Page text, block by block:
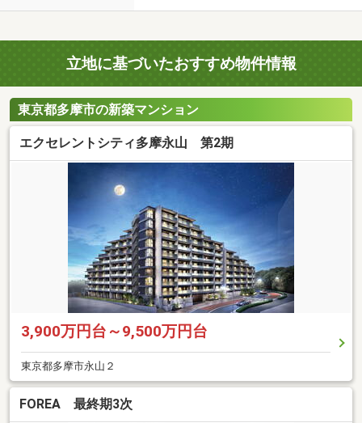
立地に基づいたおすすめ物件情報
東京都多摩市の新築マンション
エクセレントシティ多摩永山 第2期
3,900万円台～9,500万円台
東京都多摩市永山２
FOREA 最終期3次